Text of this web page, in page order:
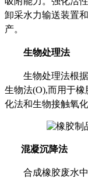
卸采水力输送装置
产。
生物处理法
生物处理法根
生物法(O),而用于
化法和生物接触氧化
混凝沉降法
合成橡胶废水